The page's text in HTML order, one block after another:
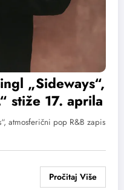
„Sideways“,
stiže 17. aprila
atmosferični pop R&B zapis